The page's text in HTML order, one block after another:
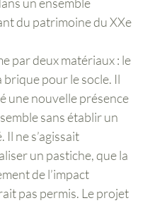
du patrimoine du XXe
par deux matériaux : le
pour le socle. Il
une nouvelle présence
sans établir un
Il ne s’agissait
un pastiche, que la
de l’impact
pas permis. Le projet